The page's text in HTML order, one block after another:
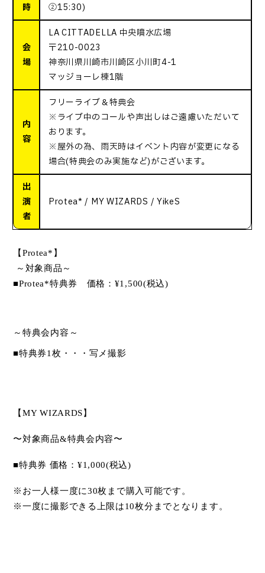
時
②15:30)
会
場
LA CITTADELLA 中央噴水広場
〒210-0023
神奈川県川崎市川崎区小川町4-1
マッジョーレ棟1階
内
容
フリーライブ＆特典会
※ライブ中のコールや声出しはご遠慮いただいて
おります。
※屋外の為、雨天時はイベント内容が変更になる
場合(特典会のみ実施など)がございます。
出
演
者
Protea* / MY WIZARDS / YikeS
【 Protea* 】
～対象商品～
■Protea*特典券 価格： ¥1,500(税込)
～特典会内容～
■特典券1 枚・・・写メ撮影
【MY WIZARDS 】
〜対象商品&特典会内容〜
■特典券 価格： ¥1,000(税込)
※お一人様一度に30枚まで購入可能です。
※一度に撮影できる上限は10枚分までとなります。